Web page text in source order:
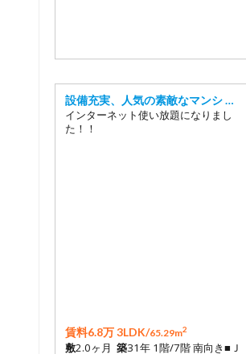
設備充実、人気の素敵なマンシ …
インターネット使い放題になりまし
た！！
賃料6.8万 3LDK/65.29m2
敷2.0ヶ月築31年 1階/7階 南向き■Ｊ